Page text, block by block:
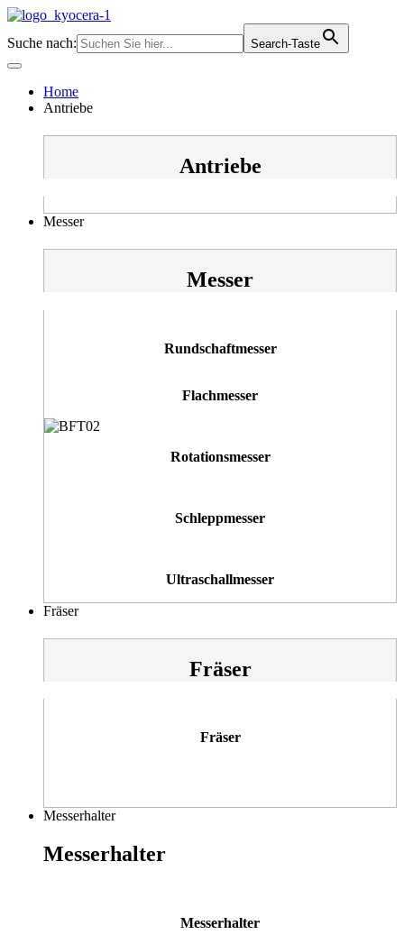
Zum
springen
Suche nach: Search-Taste
Home
Antriebe
Antriebe
Messer
Messer
Rundschaftmesser
Flachmesser
Rotationsmesser
Schleppmesser
Ultraschallmesser
Fräser
Fräser
Fräser
Messerhalter
Messerhalter
Messerhalter